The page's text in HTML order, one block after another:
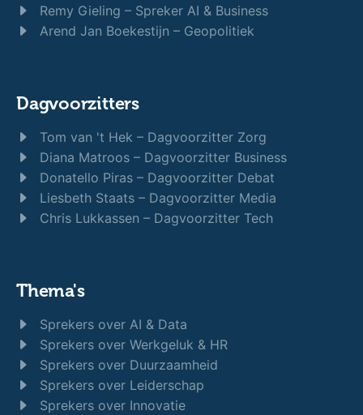
Remy Gieling – Spreker AI & Business
Arend Jan Boekestijn – Geopolitiek
Dagvoorzitters
Tom van 't Hek – Dagvoorzitter Zorg
Diana Matroos – Dagvoorzitter Business
Donatello Piras – Dagvoorzitter Debat
Liesbeth Staats – Dagvoorzitter Media
Chris Lukkassen – Dagvoorzitter Tech
Thema's
Sprekers over AI & Data
Sprekers over Werkgeluk & HR
Sprekers over Duurzaamheid
Sprekers over Leiderschap
Sprekers over Innovatie